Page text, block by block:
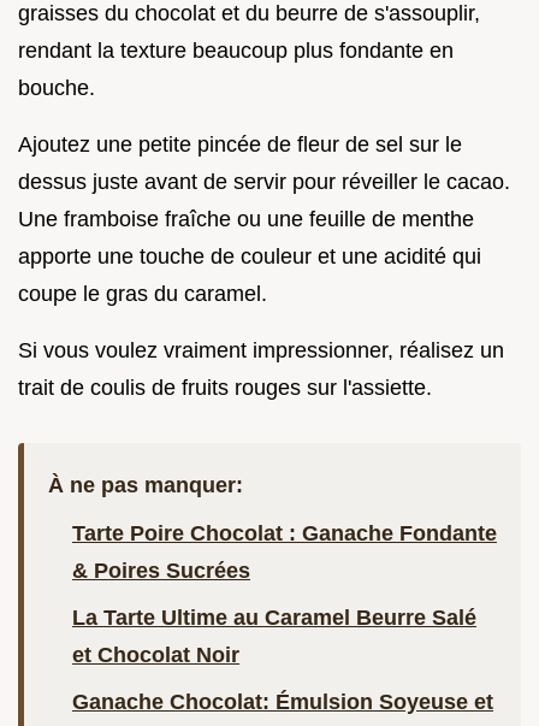
graisses du chocolat et du beurre de s'assouplir,
rendant la texture beaucoup plus fondante en
bouche.
Ajoutez une petite pincée de fleur de sel sur le
dessus juste avant de servir pour réveiller le cacao.
Une framboise fraîche ou une feuille de menthe
apporte une touche de couleur et une acidité qui
coupe le gras du caramel.
Si vous voulez vraiment impressionner, réalisez un
trait de coulis de fruits rouges sur l'assiette.
À ne pas manquer:
Tarte Poire Chocolat : Ganache Fondante
& Poires Sucrées
La Tarte Ultime au Caramel Beurre Salé
et Chocolat Noir
Ganache Chocolat: Émulsion Soyeuse et